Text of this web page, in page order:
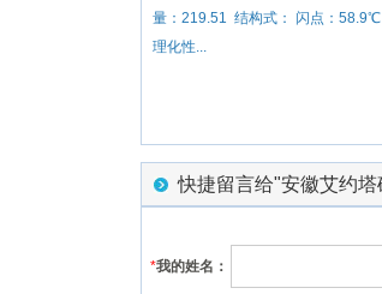
量：219.51 结构式： 闪点：58.9℃
理化性...
快捷留言给"安徽艾约
*我的姓名：